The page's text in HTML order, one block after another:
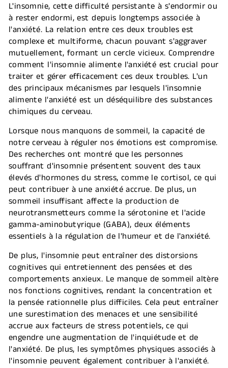
L'insomnie, cette difficulté persistante à s'endormir ou
à rester endormi, est depuis longtemps associée à
l'anxiété. La relation entre ces deux troubles est
complexe et multiforme, chacun pouvant s'aggraver
mutuellement, formant un cercle vicieux. Comprendre
comment l'insomnie alimente l'anxiété est crucial pour
traiter et gérer efficacement ces deux troubles. L'un
des principaux mécanismes par lesquels l'insomnie
alimente l'anxiété est un déséquilibre des substances
chimiques du cerveau.
Lorsque nous manquons de sommeil, la capacité de
notre cerveau à réguler nos émotions est compromise.
Des recherches ont montré que les personnes
souffrant d'insomnie présentent souvent des taux
élevés d'hormones du stress, comme le cortisol, ce qui
peut contribuer à une anxiété accrue. De plus, un
sommeil insuffisant affecte la production de
neurotransmetteurs comme la sérotonine et l'acide
gamma-aminobutyrique (GABA), deux éléments
essentiels à la régulation de l'humeur et de l'anxiété.
De plus, l'insomnie peut entraîner des distorsions
cognitives qui entretiennent des pensées et des
comportements anxieux. Le manque de sommeil altère
nos fonctions cognitives, rendant la concentration et
la pensée rationnelle plus difficiles. Cela peut entraîner
une surestimation des menaces et une sensibilité
accrue aux facteurs de stress potentiels, ce qui
engendre une augmentation de l'inquiétude et de
l'anxiété. De plus, les symptômes physiques associés à
l'insomnie peuvent également contribuer à l'anxiété.